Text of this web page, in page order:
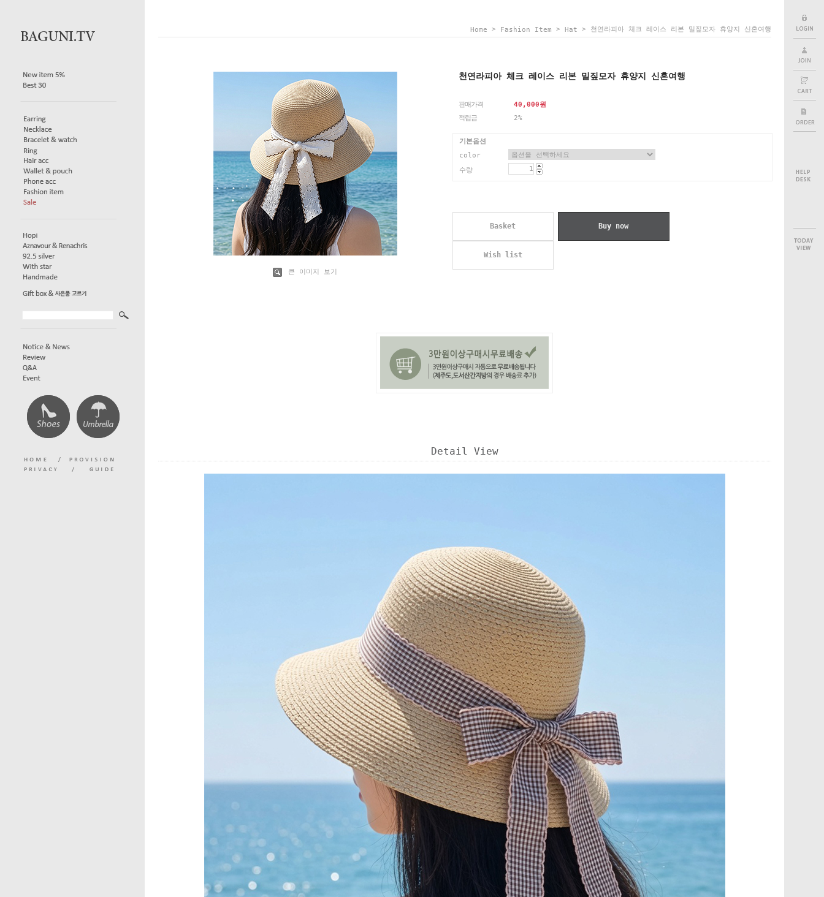
Home > Fashion Item > Hat > 천연라피아 체크 레이스 리본 밀짚모자 휴양지 신혼여행
큰 이미지 보기
천연라피아 체크 레이스 리본 밀짚모자 휴양지 신혼여행
판매가격 40,000원
적립금
2%
기본옵션
color
수량
Basket Buy now
Wish list
Detail View